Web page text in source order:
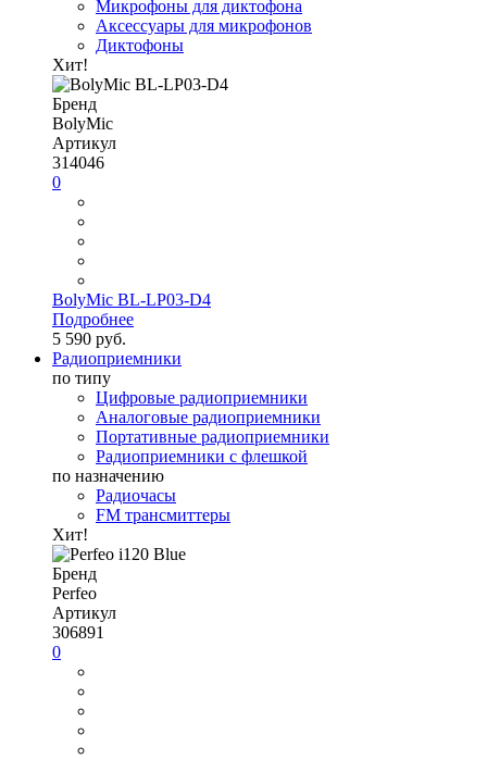
Микрофоны для диктофона
Аксессуары для микрофонов
Диктофоны
Хит!
Бренд
BolyMic
Артикул
314046
0
BolyMic BL-LP03-D4
Подробнее
5 590 руб.
Радиоприемники
по типу
Цифровые радиоприемники
Аналоговые радиоприемники
Портативные радиоприемники
Радиоприемники с флешкой
по назначению
Радиочасы
FM трансмиттеры
Хит!
Бренд
Perfeo
Артикул
306891
0